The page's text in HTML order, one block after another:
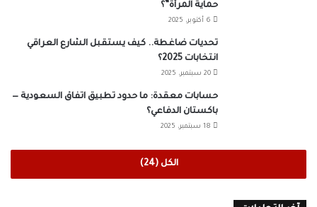
حماية المرأة”؟
6 أكتوبر، 2025
تحديات ضاغطة.. كيف يستقبل الشارع العراقي
انتخابات 2025؟
20 سبتمبر، 2025
حسابات معقدة: ما حدود تطبيق اتفاق السعودية —
باكستان الدفاعي؟
18 سبتمبر، 2025
الكل (24)